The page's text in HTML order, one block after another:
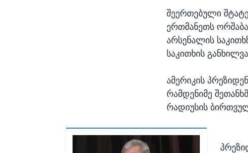
შეერთებული
ერთმანეთს
არსენალის
საკითხის
ამერიკის
რამდენიმე
რადიუსის